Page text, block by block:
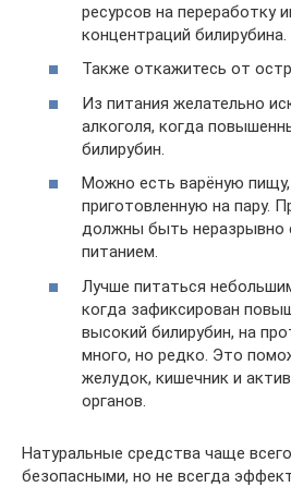
ресурсов на переработку
концентраций билирубина.
Также откажитесь от
Из питания желательно
алкоголя, когда
билирубин.
Можно есть варёную
приготовленную на пару.
должны быть неразрывно
питанием.
Лучше питаться
когда зафиксирован
высокий билирубин, на
много, но редко. Это
желудок, кишечник и
органов.
Натуральные средства чаще
безопасными, но не всегда